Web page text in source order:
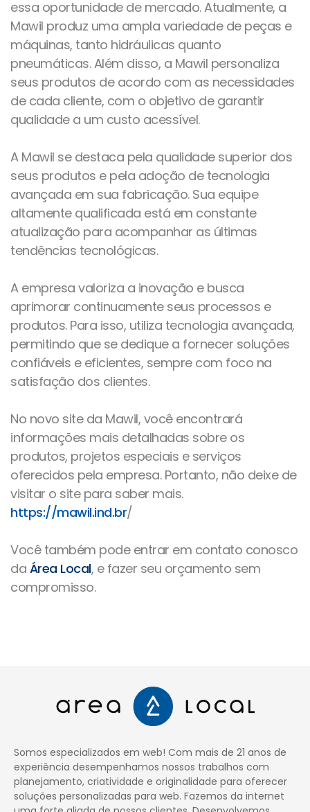
essa oportunidade de mercado. Atualmente, a
Mawil produz uma ampla variedade de peças e
máquinas, tanto hidráulicas quanto
pneumáticas. Além disso, a Mawil personaliza
seus produtos de acordo com as necessidades
de cada cliente, com o objetivo de garantir
qualidade a um custo acessível.
A Mawil se destaca pela qualidade superior dos
seus produtos e pela adoção de tecnologia
avançada em sua fabricação. Sua equipe
altamente qualificada está em constante
atualização para acompanhar as últimas
tendências tecnológicas.
A empresa valoriza a inovação e busca
aprimorar continuamente seus processos e
produtos. Para isso, utiliza tecnologia avançada,
permitindo que se dedique a fornecer soluções
confiáveis e eficientes, sempre com foco na
satisfação dos clientes.
No novo site da Mawil, você encontrará
informações mais detalhadas sobre os
produtos, projetos especiais e serviços
oferecidos pela empresa. Portanto, não deixe de
visitar o site para saber mais.
https://mawil.ind.br/
Você também pode entrar em contato conosco
da Área Local, e fazer seu orçamento sem
compromisso.
Somos especializados em web! Com mais de 21 anos de
experiência desempenhamos nossos trabalhos com
planejamento, criatividade e originalidade para oferecer
soluções personalizadas para web. Fazemos da internet